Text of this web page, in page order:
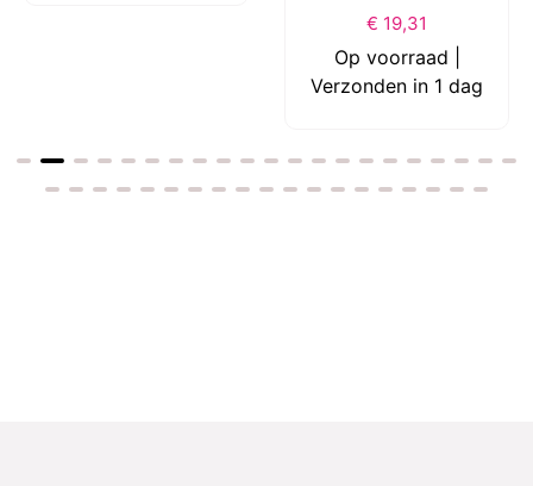
€ 19,31
Op voorraad |
Verzonden in 1 dag